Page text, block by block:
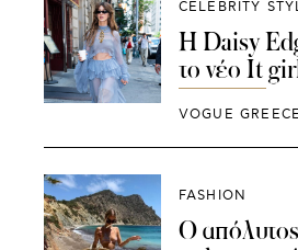
CELEBRITY
Η Daisy
το νέο It
VOGUE GREECE
FASHION
Ο